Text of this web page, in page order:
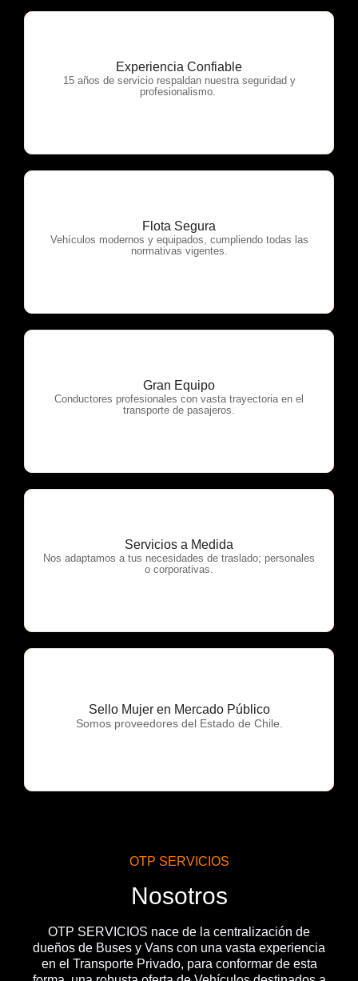
Experiencia Confiable
15 años de servicio respaldan nuestra seguridad y
profesionalismo.
OTP Servicios
Flota Segura
Vehículos modernos y equipados, cumpliendo todas las
normativas vigentes.
OTP Servicios
Gran Equipo
Conductores profesionales con vasta trayectoria en el
transporte de pasajeros.
OTP Servicios
Servicios a Medida
Nos adaptamos a tus necesidades de traslado; personales
o corporativas.
OTP Servicios
Sello Mujer en Mercado Público
Somos proveedores del Estado de Chile.
OTP Servicios
OTP SERVICIOS
Nosotros
OTP SERVICIOS nace de la centralización de
dueños de Buses y Vans con una vasta experiencia
en el Transporte Privado, para conformar de esta